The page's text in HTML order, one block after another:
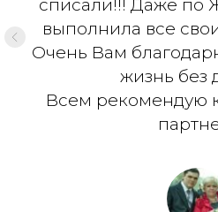
списали!!! Даже по
выполнила все
Очень Вам
жизнь без
Всем рекомендую